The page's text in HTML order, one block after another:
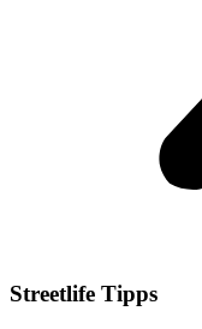
Streetlife Tipps